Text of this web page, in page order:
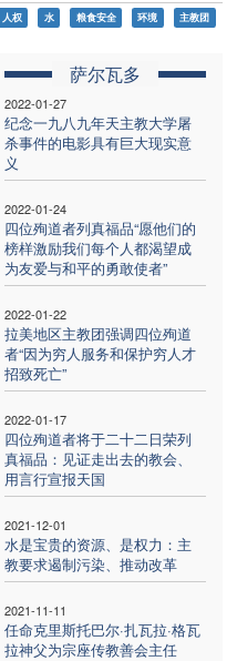
人权 水 粮食安全 环境 主教团
萨尔瓦多
2022-01-27
纪念一九八九年天主教大学屠
杀事件的电影具有巨大现实意
义
2022-01-24
四位殉道者列真福品“愿他们的
榜样激励我们每个人都渴望成
为友爱与和平的勇敢使者”
2022-01-22
拉美地区主教团强调四位殉道
者“因为穷人服务和保护穷人才
招致死亡”
2022-01-17
四位殉道者将于二十二日荣列
真福品：见证走出去的教会、
用言行宣报天国
2021-12-01
水是宝贵的资源、是权力：主
教要求遏制污染、推动改革
2021-11-11
任命克里斯托巴尔·扎瓦拉·格瓦
拉神父为宗座传教善会主任